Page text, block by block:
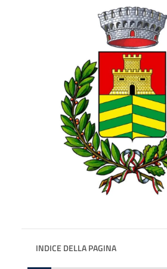
INDICE DELLA PAGINA